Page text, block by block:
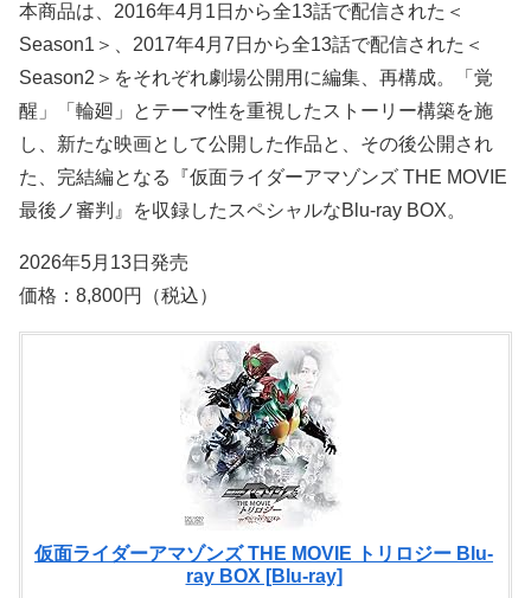
本商品は、2016年4月1日から全13話で配信された＜
Season1＞、2017年4月7日から全13話で配信された＜
Season2＞をそれぞれ劇場公開用に編集、再構成。「覚
醒」「輪廻」とテーマ性を重視したストーリー構築を施
し、新たな映画として公開した作品と、その後公開され
た、完結編となる『仮面ライダーアマゾンズ THE MOVIE
最後ノ審判』を収録したスペシャルなBlu-ray BOX。
2026年5月13日発売
価格：8,800円（税込）
仮面ライダーアマゾンズ THE MOVIE トリロジー Blu-
ray BOX [Blu-ray]